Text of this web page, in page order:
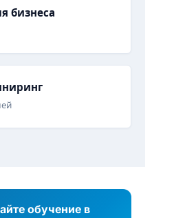
бизнеса
обучение в